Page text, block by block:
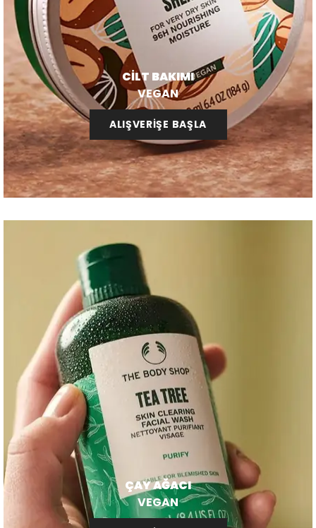
CİLT BAKIMI
VEGAN
ALIŞVERİŞE BAŞLA
ÇAY AĞACI
VEGAN